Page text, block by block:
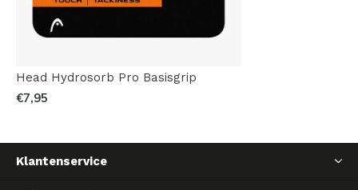
Head Hydrosorb Pro Basisgrip
€7,95
Klantenservice